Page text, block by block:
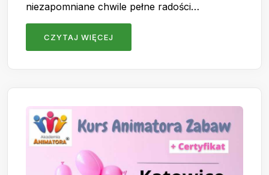
niezapomniane chwile pełne radości…
CZYTAJ WIĘCEJ